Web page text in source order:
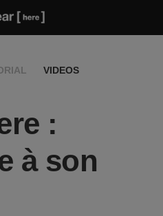
VIDEOS
:
à son